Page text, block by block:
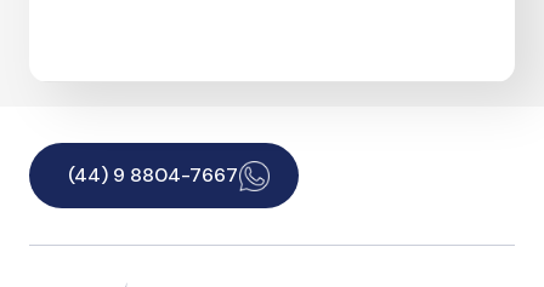
(44) 9 8804-7667